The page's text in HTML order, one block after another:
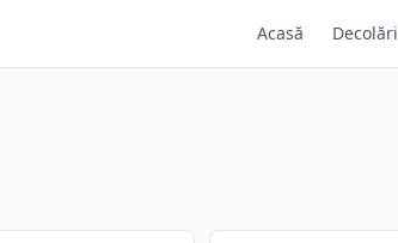
Acasă Decolări